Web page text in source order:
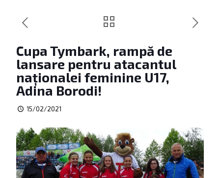
Cupa Tymbark, rampă de
lansare pentru atacantul
naționalei feminine U17,
Adina Borodi!
15/02/2021